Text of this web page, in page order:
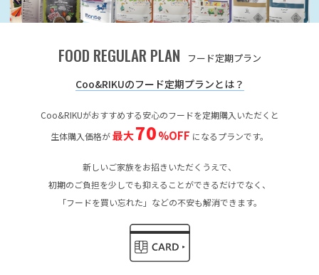
FOOD REGULAR PLAN フード定期プラン
Coo&RIKUのフード定期プランとは？
Coo&RIKUがおすすめする安心のフードを定期購入いただくと
生体購入価格が最大70%OFF になるプランです。
新しいご家族をお招きいただくうえで、
初期のご負担を少しでも抑えることができるだけでなく、
「フードを買い忘れた」などの不安も解消できます。